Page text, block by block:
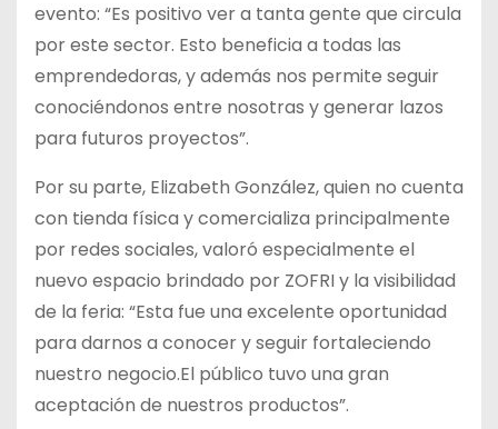
evento: “Es positivo ver a tanta gente que circula
por este sector. Esto beneficia a todas las
emprendedoras, y además nos permite seguir
conociéndonos entre nosotras y generar lazos
para futuros proyectos”.
Por su parte, Elizabeth González, quien no cuenta
con tienda física y comercializa principalmente
por redes sociales, valoró especialmente el
nuevo espacio brindado por ZOFRI y la visibilidad
de la feria: “Esta fue una excelente oportunidad
para darnos a conocer y seguir fortaleciendo
nuestro negocio.El público tuvo una gran
aceptación de nuestros productos”.